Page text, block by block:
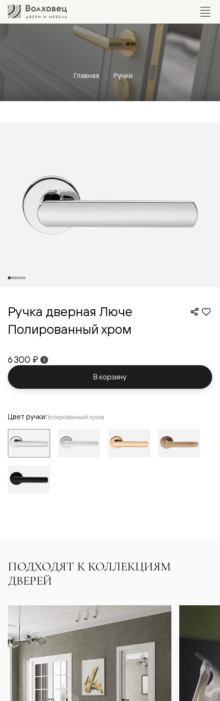
Главная Ручки
Ручка дверная Люче
Полированный хром
6 300 ₽ i
В корзину
Цвет ручкиПолированный хром
ПОДХОДЯТ К КОЛЛЕКЦИЯМ
ДВЕРЕЙ